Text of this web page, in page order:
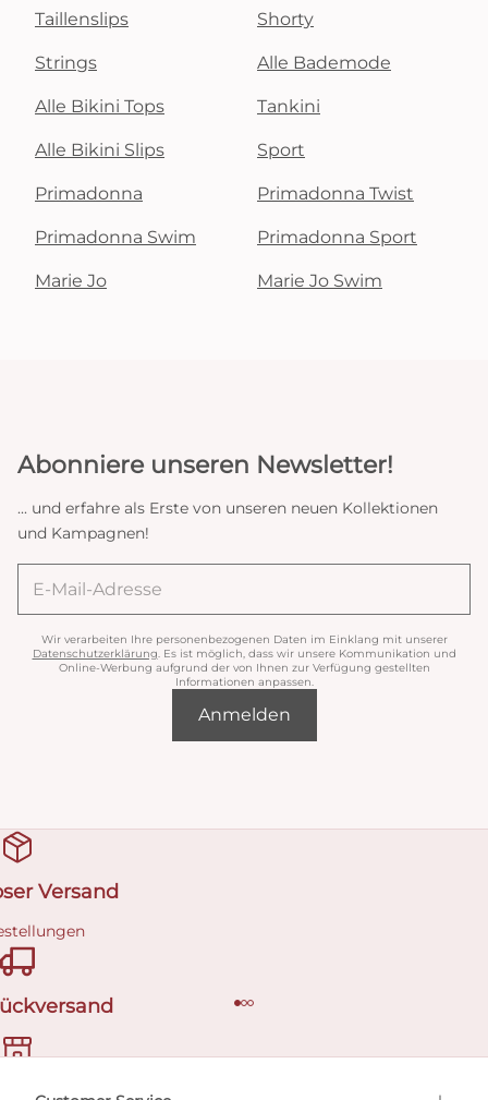
Taillenslips Shorty
Strings Alle Bademode
Alle Bikini Tops Tankini
Alle Bikini Slips Sport
Primadonna Primadonna Twist
Primadonna Swim Primadonna Sport
Marie Jo Marie Jo Swim
Abonniere unseren Newsletter!
... und erfahre als Erste von unseren neuen Kollektionen
und Kampagnen!
Wir verarbeiten Ihre personenbezogenen Daten im Einklang mit unserer
Datenschutzerklärung. Es ist möglich, dass wir unsere Kommunikation und
Online-Werbung aufgrund der von Ihnen zur Verfügung gestellten
Informationen anpassen.
Anmelden
Versand